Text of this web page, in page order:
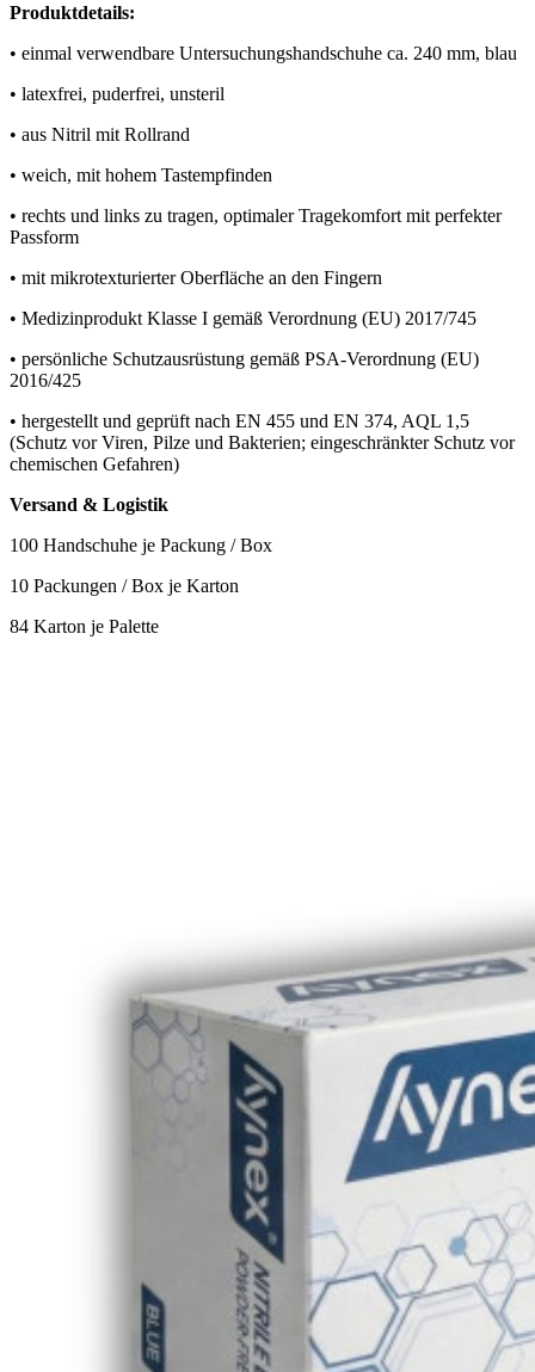
Produktdetails:
• einmal verwendbare Untersuchungshandschuhe ca. 240 mm, blau
• latexfrei, puderfrei, unsteril
• aus Nitril mit Rollrand
• weich, mit hohem Tastempfinden
• rechts und links zu tragen, optimaler Tragekomfort mit perfekter
Passform
• mit mikrotexturierter Oberfläche an den Fingern
• Medizinprodukt Klasse I gemäß Verordnung (EU) 2017/745
• persönliche Schutzausrüstung gemäß PSA-Verordnung (EU)
2016/425
• hergestellt und geprüft nach EN 455 und EN 374, AQL 1,5
(Schutz vor Viren, Pilze und Bakterien; eingeschränkter Schutz vor
chemischen Gefahren)
Versand & Logistik
100 Handschuhe je Packung / Box
10 Packungen / Box je Karton
84 Karton je Palette